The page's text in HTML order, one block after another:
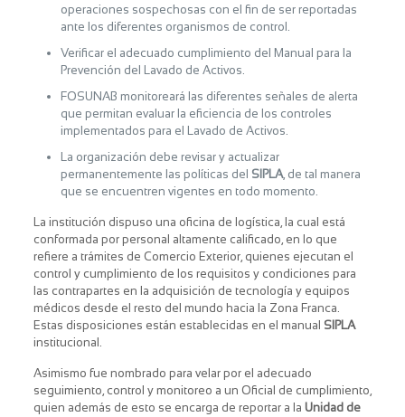
operaciones sospechosas con el fin de ser reportadas
ante los diferentes organismos de control.
Verificar el adecuado cumplimiento del Manual para la
Prevención del Lavado de Activos.
FOSUNAB monitoreará las diferentes señales de alerta
que permitan evaluar la eficiencia de los controles
implementados para el Lavado de Activos.
La organización debe revisar y actualizar
permanentemente las políticas del SIPLA, de tal manera
que se encuentren vigentes en todo momento.
La institución dispuso una oficina de logística, la cual está
conformada por personal altamente calificado, en lo que
refiere a trámites de Comercio Exterior, quienes ejecutan el
control y cumplimiento de los requisitos y condiciones para
las contrapartes en la adquisición de tecnología y equipos
médicos desde el resto del mundo hacia la Zona Franca.
Estas disposiciones están establecidas en el manual SIPLA
institucional.
Asimismo fue nombrado para velar por el adecuado
seguimiento, control y monitoreo a un Oficial de cumplimiento,
quien además de esto se encarga de reportar a la Unidad de